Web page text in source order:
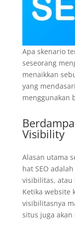
Apa skenario
seseorang
menaikkan
yang
menggunakan
Visibility
Alasan utama
hat SEO
visibilitas, atau
Ketika website
visibilitasnya
situs juga